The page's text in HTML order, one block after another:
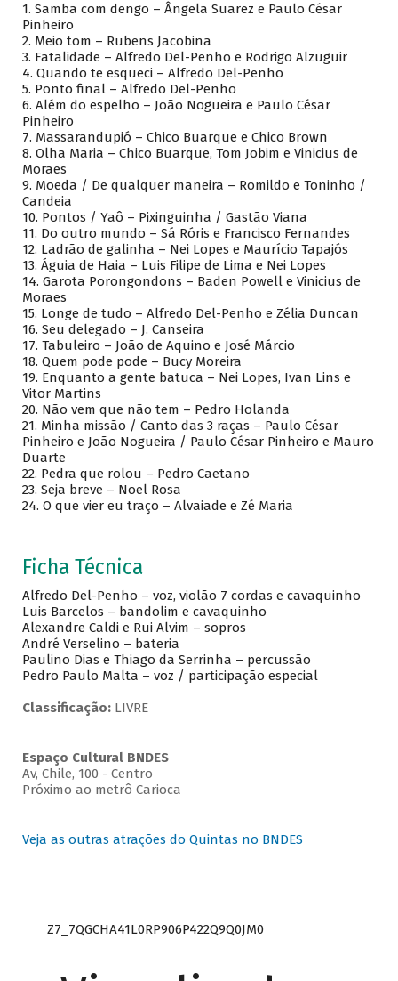
1. Samba com dengo – Ângela Suarez e Paulo César
Pinheiro
2. Meio tom – Rubens Jacobina
3. Fatalidade – Alfredo Del-Penho e Rodrigo Alzuguir
4. Quando te esqueci – Alfredo Del-Penho
5. Ponto final – Alfredo Del-Penho
6. Além do espelho – João Nogueira e Paulo César
Pinheiro
7. Massarandupió – Chico Buarque e Chico Brown
8. Olha Maria – Chico Buarque, Tom Jobim e Vinicius de
Moraes
9. Moeda / De qualquer maneira – Romildo e Toninho /
Candeia
10. Pontos / Yaô – Pixinguinha / Gastão Viana
11. Do outro mundo – Sá Róris e Francisco Fernandes
12. Ladrão de galinha – Nei Lopes e Maurício Tapajós
13. Águia de Haia – Luis Filipe de Lima e Nei Lopes
14. Garota Porongondons – Baden Powell e Vinicius de
Moraes
15. Longe de tudo – Alfredo Del-Penho e Zélia Duncan
16. Seu delegado – J. Canseira
17. Tabuleiro – João de Aquino e José Márcio
18. Quem pode pode – Bucy Moreira
19. Enquanto a gente batuca – Nei Lopes, Ivan Lins e
Vitor Martins
20. Não vem que não tem – Pedro Holanda
21. Minha missão / Canto das 3 raças – Paulo César
Pinheiro e João Nogueira / Paulo César Pinheiro e Mauro
Duarte
22. Pedra que rolou – Pedro Caetano
23. Seja breve – Noel Rosa
24. O que vier eu traço – Alvaiade e Zé Maria
Ficha Técnica
Alfredo Del-Penho – voz, violão 7 cordas e cavaquinho
Luis Barcelos – bandolim e cavaquinho
Alexandre Caldi e Rui Alvim – sopros
André Verselino – bateria
Paulino Dias e Thiago da Serrinha – percussão
Pedro Paulo Malta – voz / participação especial
Classificação: LIVRE
Espaço Cultural BNDES
Av, Chile, 100 - Centro
Próximo ao metrô Carioca
Veja as outras atrações do Quintas no BNDES
Z7_7QGCHA41L0RP906P422Q9Q0JM0